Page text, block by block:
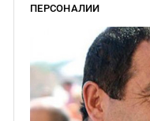
ПЕРСОНАЛИИ